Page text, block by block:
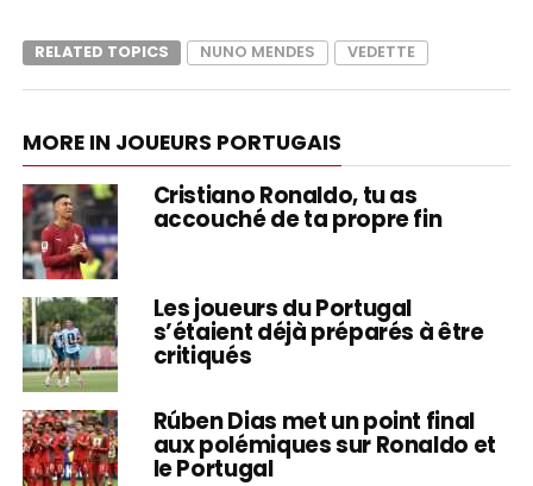
RELATED TOPICS NUNO MENDES VEDETTE
MORE IN JOUEURS PORTUGAIS
Cristiano Ronaldo, tu as
accouché de ta propre fin
Les joueurs du Portugal
s’étaient déjà préparés à être
critiqués
Rúben Dias met un point final
aux polémiques sur Ronaldo et
le Portugal